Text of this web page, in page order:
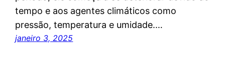
tempo e aos agentes climáticos como
pressão, temperatura e umidade.…
janeiro 3, 2025